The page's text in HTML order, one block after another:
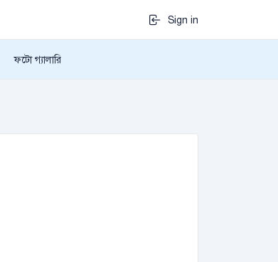
Sign in
ফটো গ্যালারি